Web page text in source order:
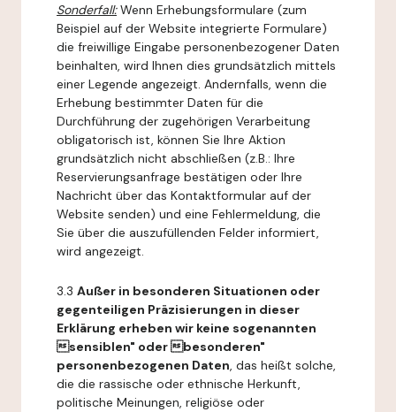
Sonderfall:Wenn Erhebungsformulare (zum
Beispiel auf der Website integrierte Formulare)
die freiwillige Eingabe personenbezogener Daten
beinhalten, wird Ihnen dies grundsätzlich mittels
einer Legende angezeigt. Andernfalls, wenn die
Erhebung bestimmter Daten für die
Durchführung der zugehörigen Verarbeitung
obligatorisch ist, können Sie Ihre Aktion
grundsätzlich nicht abschließen (z.B.: Ihre
Reservierungsanfrage bestätigen oder Ihre
Nachricht über das Kontaktformular auf der
Website senden) und eine Fehlermeldung, die
Sie über die auszufüllenden Felder informiert,
wird angezeigt.
3.3 Außer in besonderen Situationen oder
gegenteiligen Präzisierungen in dieser
Erklärung erheben wir keine sogenannten
sensiblen" oder besonderen"
personenbezogenen Daten, das heißt solche,
die die rassische oder ethnische Herkunft,
politische Meinungen, religiöse oder